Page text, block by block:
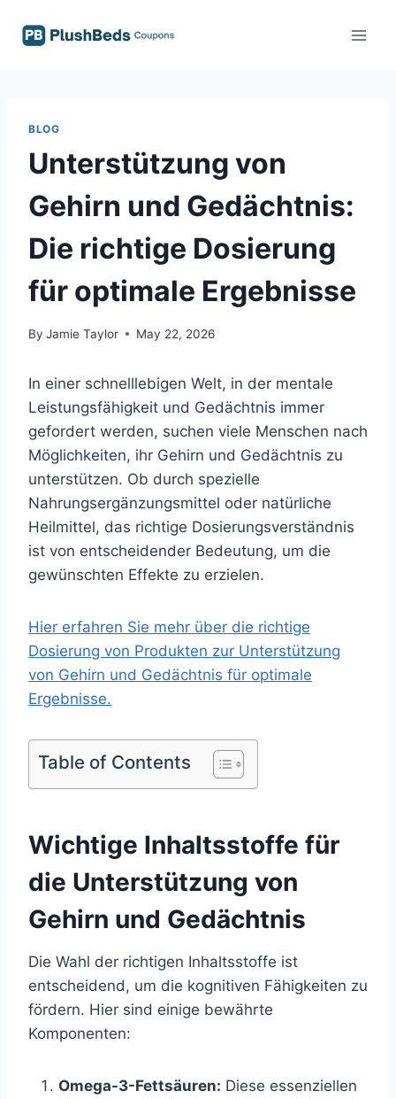
BLOG
Unterstützung von
Gehirn und Gedächtnis:
Die richtige Dosierung
für optimale Ergebnisse
By Jamie Taylor May 22, 2026
In einer schnelllebigen Welt, in der mentale
Leistungsfähigkeit und Gedächtnis immer
gefordert werden, suchen viele Menschen nach
Möglichkeiten, ihr Gehirn und Gedächtnis zu
unterstützen. Ob durch spezielle
Nahrungsergänzungsmittel oder natürliche
Heilmittel, das richtige Dosierungsverständnis
ist von entscheidender Bedeutung, um die
gewünschten Effekte zu erzielen.
Hier erfahren Sie mehr über die richtige
Dosierung von Produkten zur Unterstützung
von Gehirn und Gedächtnis für optimale
Ergebnisse.
Table of Contents
Wichtige Inhaltsstoffe für
die Unterstützung von
Gehirn und Gedächtnis
Die Wahl der richtigen Inhaltsstoffe ist
entscheidend, um die kognitiven Fähigkeiten zu
fördern. Hier sind einige bewährte
Komponenten:
Omega-3-Fettsäuren: Diese essenziellen